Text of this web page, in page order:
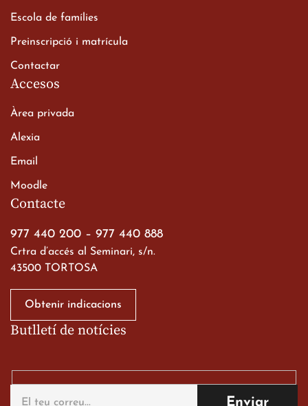
Batxillerat
a les ciutats imperials
alumnes al Tortosa
English Festival
Contacte
977 440 200 – 977 440 888
Crtra d’accés al Seminari, s/n.
43500 TORTOSA
Obtenir indicacions
Escola de famílies
Preinscripció i matrícula
Contactar
Accesos
Àrea privada
Alexia
Email
Moodle
Butlletí de notícies